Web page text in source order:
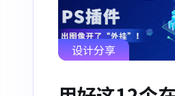
设计分享